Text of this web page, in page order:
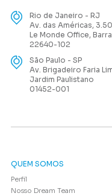
Rio de Janeiro - RJ
Av. das Américas,
Le Monde Office,
22640-102
São Paulo - SP
Av. Brigadeiro Faria
Jardim Paulistano
01452-001
QUEM SOMOS
Perfil
Nosso Dream Team